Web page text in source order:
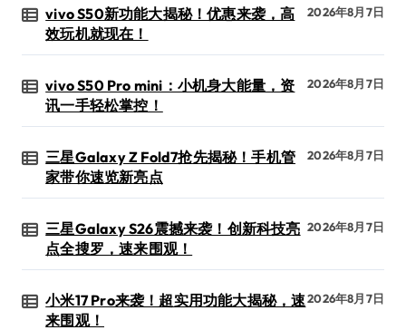
vivo S50新功能大揭秘！优惠来袭，高
效玩机就现在！
2026年8月7日
vivo S50 Pro mini：小机身大能量，资
讯一手轻松掌控！
2026年8月7日
三星Galaxy Z Fold7抢先揭秘！手机管
家带你速览新亮点
2026年8月7日
三星Galaxy S26震撼来袭！创新科技亮
点全搜罗，速来围观！
2026年8月7日
小米17 Pro来袭！超实用功能大揭秘，速
来围观！
2026年8月7日